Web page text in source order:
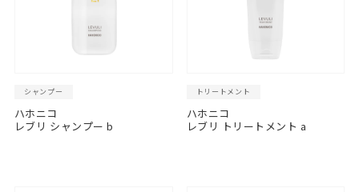
シャンプー
ハホニコ
レブリ シャンプー b
トリートメント
ハホニコ
レブリ トリートメント a